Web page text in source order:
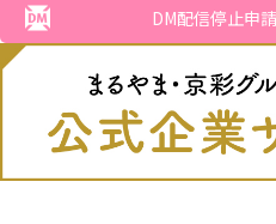
DM配信停止申請